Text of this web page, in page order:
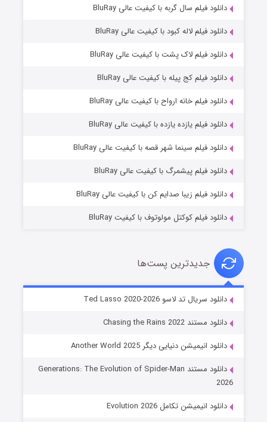
قسمت۷ (زیرنویس) منتشر شد
خاندان اژدها فصل ۳
دانلود فیلم سال گربه با کیفیت عالی BluRay
دانلود فیلم لاله کبود با کیفیت عالی BluRay
دانلود فیلم لاک پشت با کیفیت عالی BluRay
دانلود فیلم کج‌ پیله با کیفیت عالی BluRay
دانلود فیلم خانه ارواح با کیفیت عالی BluRay
دانلود فیلم یازده یازده با کیفیت عالی BluRay
دانلود فیلم سینما شهر قصه با کیفیت عالی BluRay
دانلود فیلم پیشمرگ با کیفیت عالی BluRay
دانلود فیلم زیبا صدایم کن با کیفیت عالی BluRay
دانلود فیلم کوکتل مولوتوف با کیفیت BluRay
جدیدترین پست‌ها
دانلود سریال تد لاسو Ted Lasso 2020-2026
دانلود مستند Chasing the Rains 2022
دانلود انیمیشن دنیایی دیگر Another World 2025
دانلود مستند Generations: The Evolution of Spider-Man
2026
دانلود انیمیشن تکامل Evolution 2026